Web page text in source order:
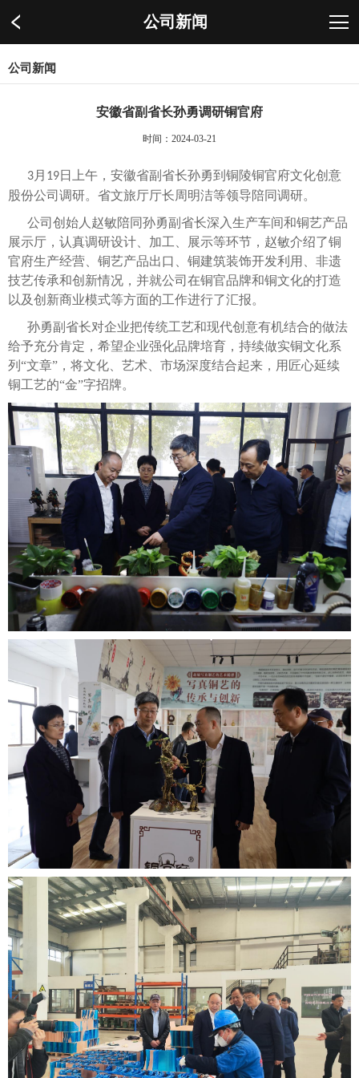
公司新闻
公司新闻
安徽省副省长孙勇调研铜官府
时间：2024-03-21
3月 19日上午，安徽省副省长孙勇到铜陵铜官府文化创意
股份公司调研。省文旅厅厅长周明洁等领导陪同调研。
公司创始人赵敏陪同孙勇副省长深入生产车间和铜艺产品
展示厅，认真调研设计、加工、展示等环节，赵敏介绍了铜
官府生产经营、铜艺产品出口、铜建筑装饰开发利用、非遗
技艺传承和创新情况，并就公司在铜官品牌和铜文化的打造
以及创新商业模式等方面的工作进行了汇报。
孙勇副省长对企业把传统工艺和现代创意有机结合的做法
给予充分肯定，希望企业强化品牌培育，持续做实铜文化系
列“文章”，将文化、艺术、市场深度结合起来，用匠心延续
铜工艺的“金”字招牌。